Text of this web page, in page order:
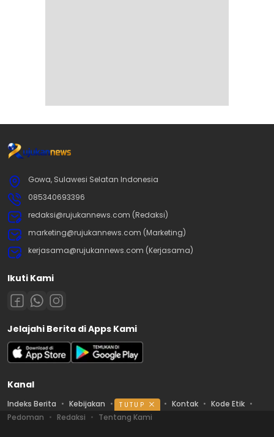
Gowa, Sulawesi Selatan Indonesia
085340693396
redaksi@rujukannews.com (Redaksi)
marketing@rujukannews.com (Marketing)
kerjasama@rujukannews.com (Kerjasama)
Ikuti Kami
Jelajahi Berita di Apps Kami
Kanal
Indeks Berita Kebijakan Ketentuan Kontak
Kode Etik
Pedoman
Redaksi Tentang Kami
TUTUP